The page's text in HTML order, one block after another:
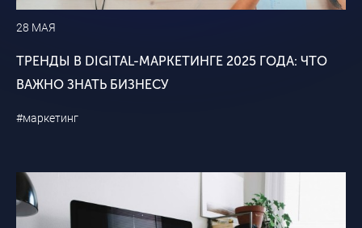
28 МАЯ
ТРЕНДЫ В DIGITAL-МАРКЕТИНГЕ 2025 ГОДА: ЧТО
ВАЖНО ЗНАТЬ БИЗНЕСУ
#маркетинг